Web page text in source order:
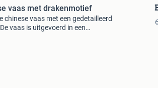
vaas met drakenmotief
chinese vaas met een gedetailleerd
vaas is uitgevoerd in een